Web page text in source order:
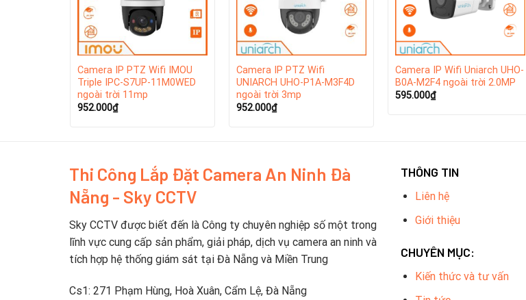
Camera IP PTZ Wifi IMOU
Triple IPC-S7UP-11M0WED
ngoài trời 11mp
952.000₫
Camera IP PTZ Wifi
UNIARCH UHO-P1A-M3F4D
ngoài trời 3mp
952.000₫
Camera IP Wifi Uniarch UHO-
B0A-M2F4 ngoài trời 2.0MP
595.000₫
Thi Công Lắp Đặt Camera An Ninh Đà
Nẵng - Sky CCTV
Sky CCTV được biết đến là Công ty chuyên nghiệp số một trong
lĩnh vực cung cấp sản phẩm, giải pháp, dịch vụ camera an ninh và
tích hợp hệ thống giám sát tại Đà Nẵng và Miền Trung
Cs1: 271 Phạm Hùng, Hoà Xuân, Cẩm Lệ, Đà Nẵng
THÔNG TIN
Liên hệ
Giới thiệu
CHUYÊN MỤC:
Kiến thức và tư vấn